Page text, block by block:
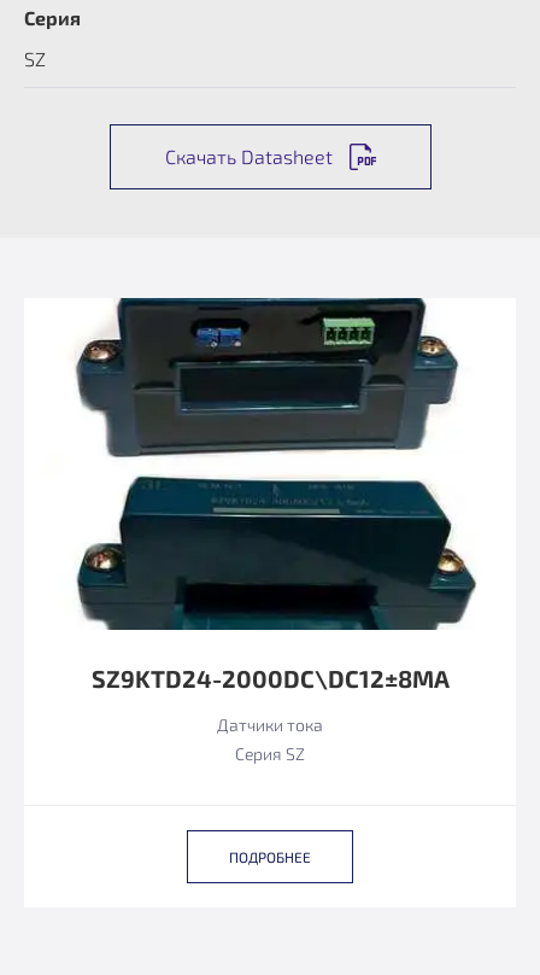
Серия
SZ
Скачать Datasheet
SZ9KTD24-2000DC\DC12±8MA
Датчики тока
Серия SZ
ПОДРОБНЕЕ